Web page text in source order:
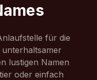
für die
lustigen Namen
oder einfach